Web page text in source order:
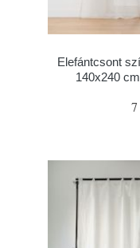
Elefántcsont
140x240